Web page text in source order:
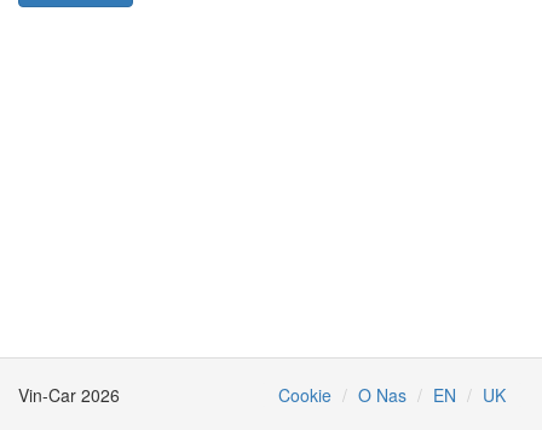
Vin-Car 2026 Cookie O Nas EN UK